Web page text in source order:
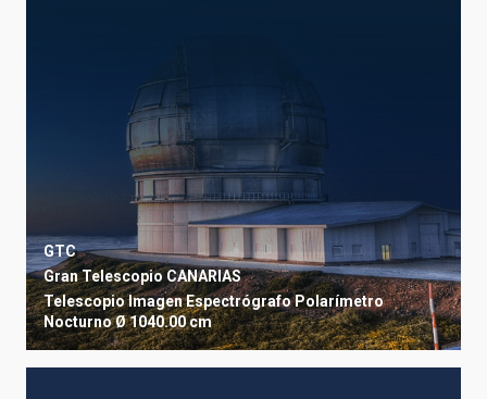
GTC
Gran Telescopio CANARIAS
TelescopioImagenEspectrógrafoPolarímetro
NocturnoØ 1040.00 cm